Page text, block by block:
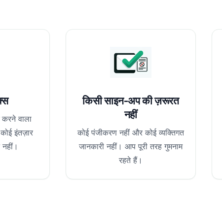
वाला
इंतज़ार
किसी साइन-अप की ज़रूरत
नहीं
कोई पंजीकरण नहीं और कोई व्यक्तिगत
जानकारी नहीं। आप पूरी तरह गुमनाम
रहते हैं।